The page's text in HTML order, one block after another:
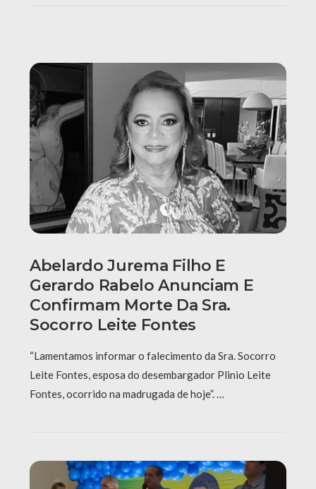
Abelardo Jurema Filho E
Gerardo Rabelo Anunciam E
Confirmam Morte Da Sra.
Socorro Leite Fontes
“Lamentamos informar o falecimento da Sra. Socorro
Leite Fontes, esposa do desembargador Plinio Leite
Fontes, ocorrido na madrugada de hoje”. …